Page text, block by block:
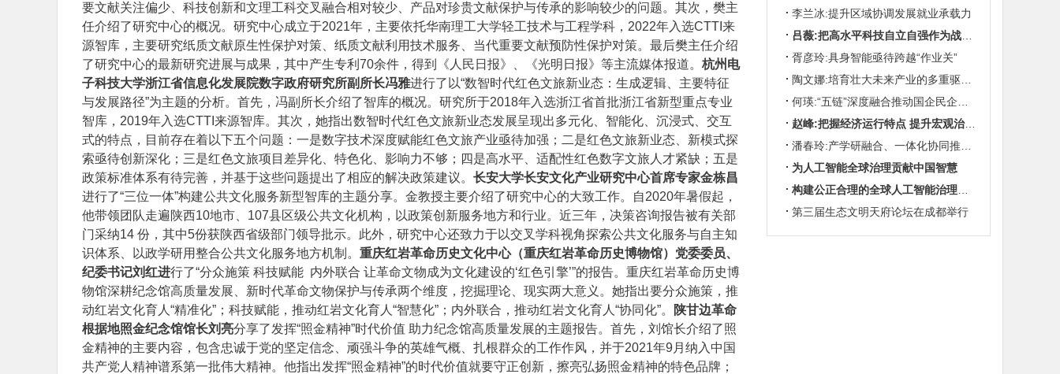
要文献关注偏少、科技创新和文理工科交叉融合相对较少、产品对珍贵文献保护与传承的影响较少的问题。其次，樊主
任介绍了研究中心的概况。研究中心成立于2021年，主要依托华南理工大学轻工技术与工程学科，2022年入选CTTI来
源智库，主要研究纸质文献原生性保护对策、纸质文献利用技术服务、当代重要文献预防性保护对策。最后樊主任介绍
了研究中心的最新研究进展与成果，其中产生专利70余件，得到《人民日报》、《光明日报》等主流媒体报道。 杭州电
子科技大学浙江省信息化发展院数字政府研究所副所长冯雅进行了以“数智时代红色文旅新业态：生成逻辑、主要特征
与发展路径”为主题的分析。首先，冯副所长介绍了智库的概况。研究所于2018年入选浙江省首批浙江省新型重点专业
智库，2019年入选CTTI来源智库。其次，她指出数智时代红色文旅新业态发展呈现出多元化、智能化、沉浸式、交互
式的特点，目前存在着以下五个问题：一是数字技术深度赋能红色文旅产业亟待加强；二是红色文旅新业态、新模式探
索亟待创新深化；三是红色文旅项目差异化、特色化、影响力不够；四是高水平、适配性红色数字文旅人才紧缺；五是
政策标准体系有待完善，并基于这些问题提出了相应的解决政策建议。 长安大学长安文化产业研究中心首席专家金栋昌
进行了“三位一体”构建公共文化服务新型智库的主题分享。金教授主要介绍了研究中心的大致工作。自2020年暑假起，
他带领团队走遍陕西10地市、107县区级公共文化机构，以政策创新服务地方和行业。近三年，决策咨询报告被有关部
门采纳14 份，其中5份获陕西省级部门领导批示。此外，研究中心还致力于以交叉学科视角探索公共文化服务与自主知
识体系、以政学研用整合公共文化服务地方机制。 重庆红岩革命历史文化中心（重庆红岩革命历史博物馆）党委委员、
纪委书记刘红进行了“分众施策 科技赋能 内外联合 让革命文物成为文化建设的‘红色引擎’”的报告。重庆红岩革命历史博
物馆深耕纪念馆高质量发展、新时代革命文物保护与传承两个维度，挖掘理论、现实两大意义。她指出要分众施策，推
动红岩文化育人“精准化”；科技赋能，推动红岩文化育人“智慧化”；内外联合，推动红岩文化育人“协同化”。
陕甘边革命
根据地照金纪念馆馆长刘亮分享了发挥“照金精神”时代价值 助力纪念馆高质量发展的主题报告。首先，刘馆长介绍了照
金精神的主要内容，包含忠诚于党的坚定信念、顽强斗争的英雄气概、扎根群众的工作作风，并于2021年9月纳入中国
共产党人精神谱系第一批伟大精神。他指出发挥“照金精神”的时代价值就要守正创新，擦亮弘扬照金精神的特色品牌；
李兰冰:提升区域协调发展就业承载力
吕薇:把高水平科技自立自强作为战略支撑
胥彦玲:具身智能亟待跨越“作业关”
陶文娜:培育壮大未来产业的多重驱动机制
何瑛:“五链”深度融合推动国企民企协同发展
赵峰:把握经济运行特点 提升宏观治理效能
潘春玲:产学研融合、一体化协同推动农业科技创新
为人工智能全球治理贡献中国智慧
构建公正合理的全球人工智能治理体系
第三届生态文明天府论坛在成都举行